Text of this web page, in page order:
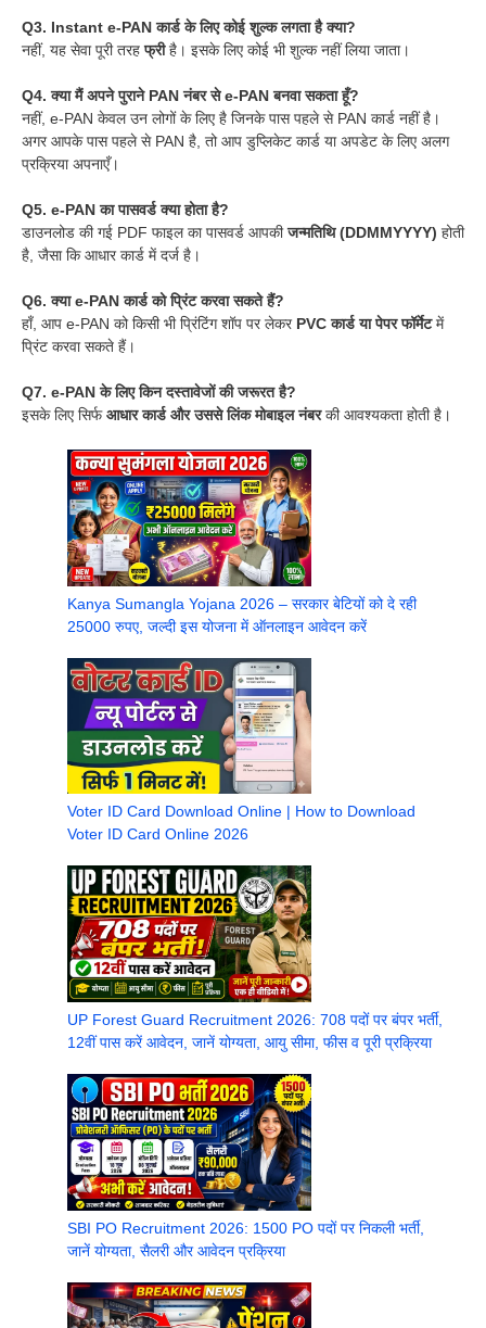
Q3. Instant e-PAN कार्ड के लिए कोई शुल्क लगता है क्या?
नहीं, यह सेवा पूरी तरहफ्रीहै। इसके लिए कोई भी शुल्क नहीं लिया जाता।
Q4. क्या मैं अपने पुराने PAN नंबर से e-PAN बनवा सकता हूँ?
नहीं, e-PAN केवल उन लोगों के लिए है जिनके पास पहले से PAN कार्ड नहीं है।
अगर आपके पास पहले से PAN है, तो आप डुप्लिकेट कार्ड या अपडेट के लिए अलग
प्रक्रिया अपनाएँ।
Q5. e-PAN का पासवर्ड क्या होता है?
डाउनलोड की गई PDF फाइल का पासवर्ड आपकीजन्मतिथि (DDMMYYYY) होती
है, जैसा कि आधार कार्ड में दर्ज है।
Q6. क्या e-PAN कार्ड को प्रिंट करवा सकते हैं?
हाँ, आप e-PAN को किसी भी प्रिंटिंग शॉप पर लेकर PVC कार्ड या पेपर फॉर्मेटमें
प्रिंट करवा सकते हैं।
Q7. e-PAN के लिए किन दस्तावेजों की जरूरत है?
इसके लिए सिर्फआधार कार्ड और उससे लिंक मोबाइल नंबरकी आवश्यकता होती है।
Kanya Sumangla Yojana 2026 – सरकार बेटियों को दे रही
25000 रुपए, जल्दी इस योजना में ऑनलाइन आवेदन करें
Voter ID Card Download Online | How to Download
Voter ID Card Online 2026
UP Forest Guard Recruitment 2026: 708 पदों पर बंपर भर्ती,
12वीं पास करें आवेदन, जानें योग्यता, आयु सीमा, फीस व पूरी प्रक्रिया
SBI PO Recruitment 2026: 1500 PO पदों पर निकली भर्ती,
जानें योग्यता, सैलरी और आवेदन प्रक्रिया